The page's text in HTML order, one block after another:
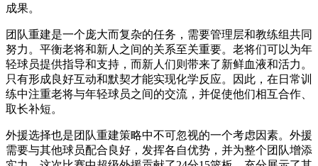
成果。
团队重建是一个庞大而复杂的任务，需要管理层和教练组共同
努力。平衡老将和新人之间的关系至关重要。老将们可以为年
轻球员提供指导和支持，而新人们则带来了新鲜血液和活力。
只有形成良好互动和默契才能实现化学反应。因此，在日常训
练中注重老将与年轻球员之间的交流，并促使他们相互合作、
取长补短。
外援选择也是团队重建策略中不可忽视的一个考虑因素。外援
需要与其他球员配合良好，发挥各自优势，并为整个团队增添